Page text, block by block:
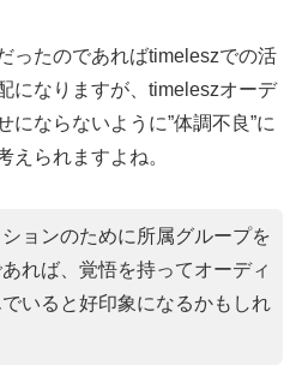
ったのであればtimeleszでの活
になりますが、timeleszオーデ
にならないように”体調不良”に
えられますよね。
ョンのために所属グループを
れば、覚悟を持ってオーディ
いると好印象になるかもしれ